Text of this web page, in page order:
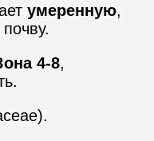
умеренную,
4-8,